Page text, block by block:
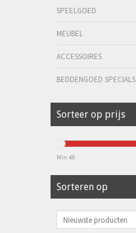
SPEELGOED
MEUBEL
ACCESSOIRES
BEDDENGOED SPECIALS
Sorteer op prijs
Min: €0
Sorteren op